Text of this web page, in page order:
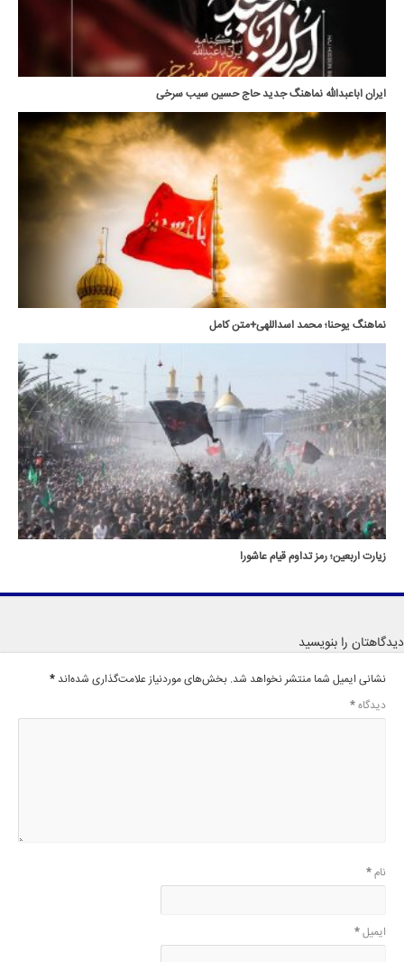
ایران اباعبدالله نماهنگ جدید حاج حسین سیب سرخی
نماهنگ یوحنا؛ محمد اسداللهی+متن کامل
زیارت اربعین؛ رمز تداوم قیام عاشورا
دیدگاهتان را بنویسید
نشانی ایمیل شما منتشر نخواهد شد. بخش‌های موردنیاز علامت‌گذاری شده‌اند *
دیدگاه*
نام*
ایمیل*